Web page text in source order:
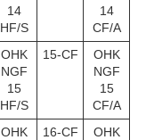
14
HF/S
14
CF/A
OHK
NGF
15
HF/S
15-CF
OHK
NGF
15
CF/A
OHK
16-CF
OHK